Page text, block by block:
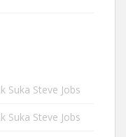
Suka Steve Jobs
Suka Steve Jobs